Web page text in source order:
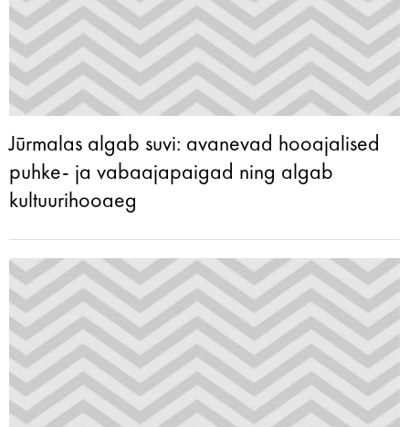
Jūrmalas algab suvi: avanevad hooajalised
puhke- ja vabaajapaigad ning algab
kultuurihooaeg